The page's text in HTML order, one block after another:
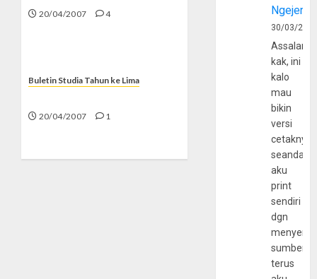
20/04/2007 4
Buletin Studia Tahun ke Lima
20/04/2007 1
30/03/
kak, ini
kalo
mau
bikin
versi
cetaknya
aku
print
sendiri
dgn
sumber
terus